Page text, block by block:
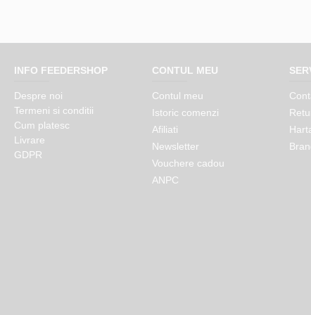
INFO FEEDERSHOP
Despre noi
Termeni si conditii
Cum platesc
Livrare
GDPR
CONTUL MEU
Contul meu
Istoric comenzi
Afiliati
Newsletter
Vouchere cadou
ANPC